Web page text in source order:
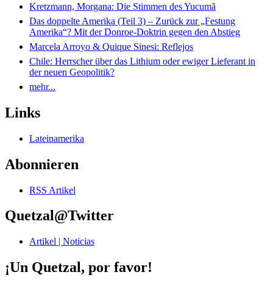
Kretzmann, Morgana: Die Stimmen des Yucumã
Das doppelte Amerika (Teil 3) – Zurück zur „Festung
Amerika“? Mit der Donroe-Doktrin gegen den Abstieg
Marcela Arroyo & Quique Sinesi: Reflejos
Chile: Herrscher über das Lithium oder ewiger Lieferant in
der neuen Geopolitik?
mehr...
Links
Lateinamerika
Abonnieren
RSS Artikel
Quetzal@Twitter
Artikel | Noticias
¡Un Quetzal, por favor!